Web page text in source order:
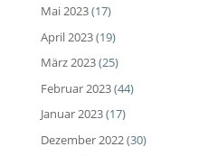
Mai 2023(17)
April 2023(19)
März 2023(25)
Februar 2023(44)
Januar 2023(17)
Dezember 2022(30)